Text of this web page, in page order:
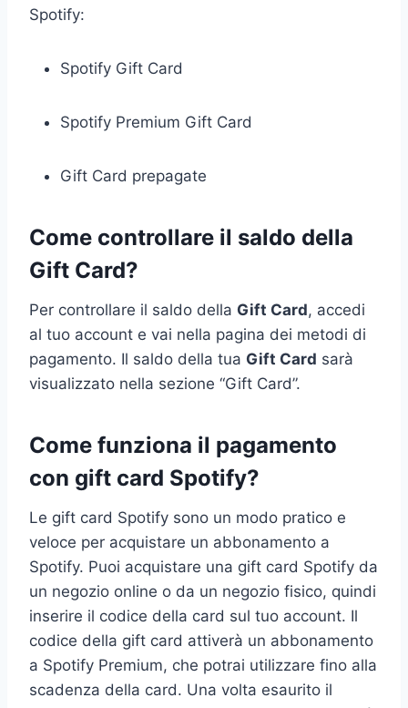
Spotify:
Spotify Gift Card
Spotify Premium Gift Card
Gift Card prepagate
Come controllare il saldo della
Gift Card?
Per controllare il saldo della Gift Card, accedi
al tuo account e vai nella pagina dei metodi di
pagamento. Il saldo della tua Gift Card sarà
visualizzato nella sezione “Gift Card”.
Come funziona il pagamento
con gift card Spotify?
Le gift card Spotify sono un modo pratico e
veloce per acquistare un abbonamento a
Spotify. Puoi acquistare una gift card Spotify da
un negozio online o da un negozio fisico, quindi
inserire il codice della card sul tuo account. Il
codice della gift card attiverà un abbonamento
a Spotify Premium, che potrai utilizzare fino alla
scadenza della card. Una volta esaurito il